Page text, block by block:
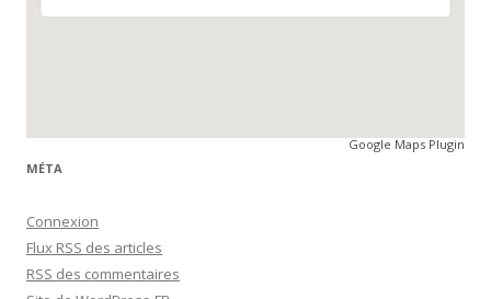
Google Maps Plugin
MÉTA
Connexion
Flux RSS des articles
RSS des commentaires